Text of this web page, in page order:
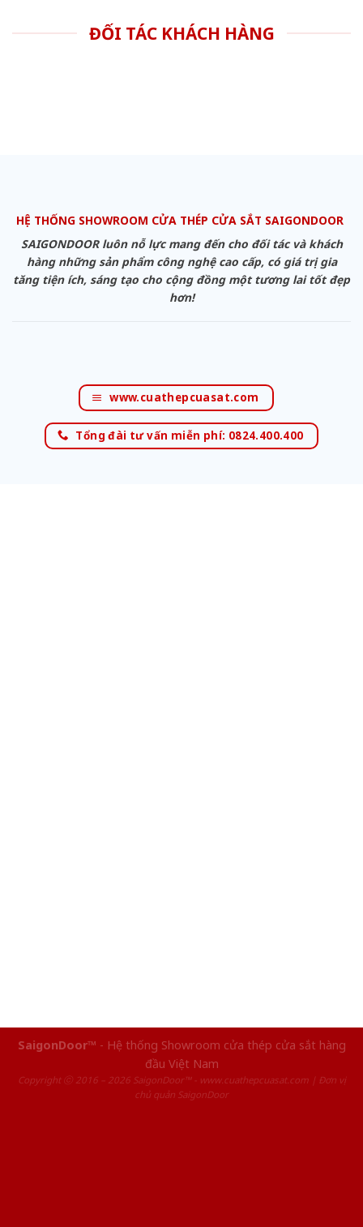
ĐỐI TÁC KHÁCH HÀNG
HỆ THỐNG SHOWROOM CỬA THÉP CỬA SẮT SAIGONDOOR
SAIGONDOOR luôn nỗ lực mang đến cho đối tác và khách
hàng những sản phẩm công nghệ cao cấp, có giá trị gia
tăng tiện ích, sáng tạo cho cộng đồng một tương lai tốt đẹp
hơn!
www.cuathepcuasat.com
Tổng đài tư vấn miễn phí: 0824.400.400
SaigonDoor™ - Hệ thống Showroom cửa thép cửa sắt hàng
đầu Việt Nam
Copyright ⓒ 2016 – 2026 SaigonDoor™ - www.cuathepcuasat.com | Đơn vị
chủ quản SaigonDoor